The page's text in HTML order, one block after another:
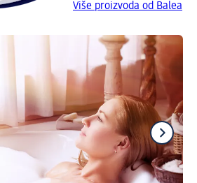
Više proizvoda od Balea